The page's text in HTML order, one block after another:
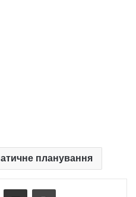
планування
Надіслати електронною поштоюНадрукувати